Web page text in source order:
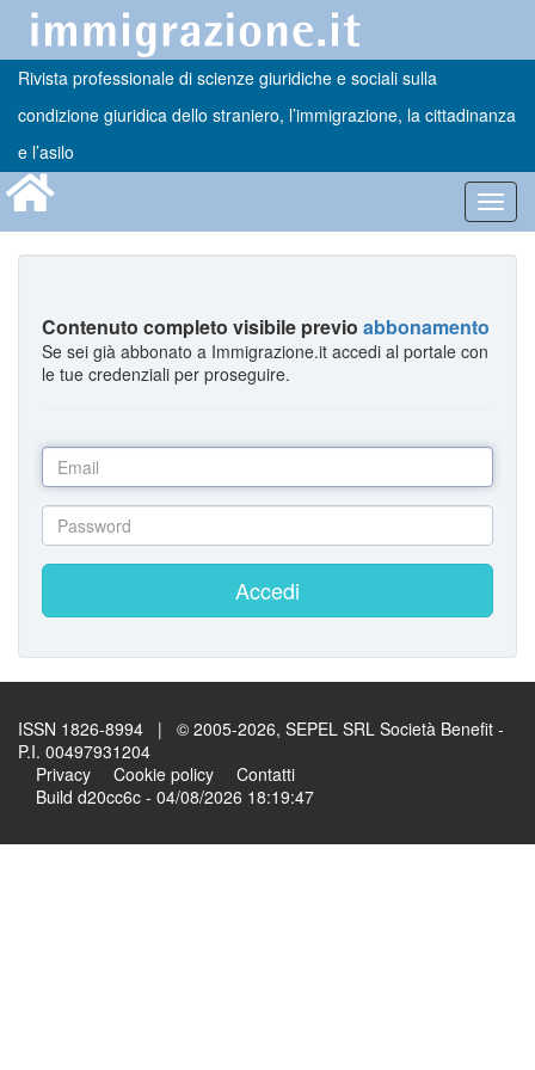
Rivista professionale di scienze giuridiche e sociali sulla
condizione giuridica dello straniero, l’immigrazione, la cittadinanza
e l’asilo
Contenuto completo visibile previo abbonamento
Se sei già abbonato a Immigrazione.it accedi al portale con
le tue credenziali per proseguire.
Accedi
ISSN 1826-8994 | © 2005-2026, SEPEL SRL Società Benefit -
P.I. 00497931204
Privacy
Cookie policy
Contatti
Build d20cc6c - 04/08/2026 18:19:47